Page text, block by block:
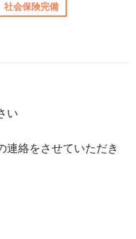
社会保険完備
い
連絡をさせていただき